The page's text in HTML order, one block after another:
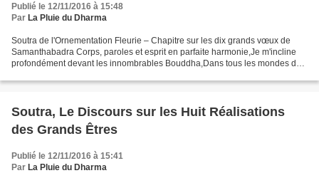
Publié le 12/11/2016 à 15:48
Par La Pluie du Dharma
Soutra de l'Ornementation Fleurie – Chapitre sur les dix grands vœux de
Samanthabadra Corps, paroles et esprit en parfaite harmonie,Je m'incline
profondément devant les innombrables Bouddha,Dans tous les mondes des
Soutra, Le Discours sur les Huit Réalisations
des Grands Êtres
Publié le 12/11/2016 à 15:41
Par La Pluie du Dharma